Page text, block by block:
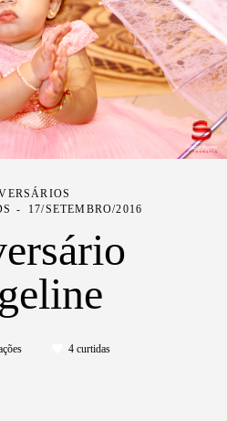
17/SETEMBRO/2016
4curtidas